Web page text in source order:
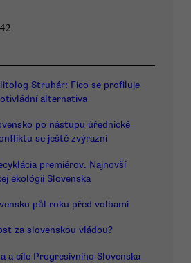
Struhár: Fico se profiluje
alternativa
po nástupu úřednické
se ještě zvýrazní
premiérov. Najnovší
ekológii Slovenska
půl roku před volbami
za slovenskou vládou?
a cíle Progresivního Slovenska